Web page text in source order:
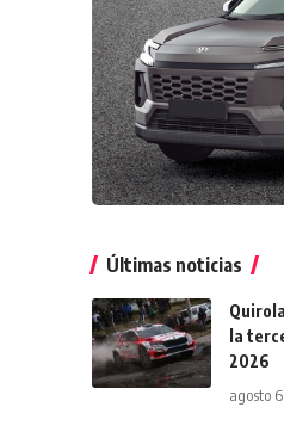
Últimas noticias
la
2026
agosto